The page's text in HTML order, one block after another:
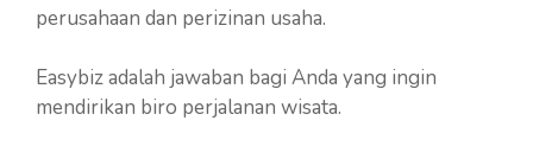
perusahaan dan perizinan usaha.
Easybiz adalah jawaban bagi Anda yang ingin
mendirikan biro perjalanan wisata.